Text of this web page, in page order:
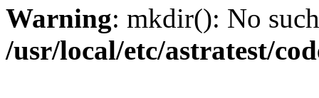
Warning: mkdir(): No
/usr/local/etc/astratest/